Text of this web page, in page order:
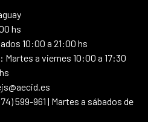
hs
10:00 a 21:00 hs
a viernes 10:00 a 17:30
599-961 | Martes a sábados de